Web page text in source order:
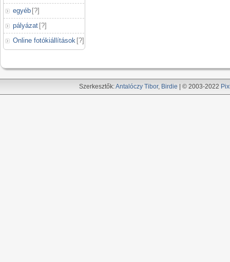
egyéb [?]
pályázat [?]
Online fotókiállítások [?]
Szerkesztők:Antalóczy Tibor, Birdie | © 2003-2022